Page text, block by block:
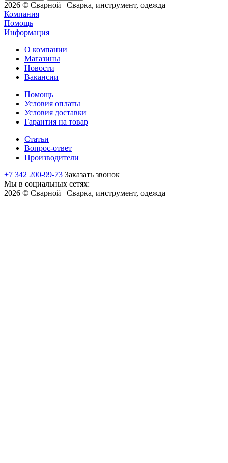
2026 © Сварной | Сварка, инструмент, одежда
Компания
Помощь
Информация
О компании
Магазины
Новости
Вакансии
Помощь
Условия оплаты
Условия доставки
Гарантия на товар
Статьи
Вопрос-ответ
Производители
+7 342 200-99-73 Заказать звонок
Мы в социальных сетях:
2026 © Сварной | Сварка, инструмент, одежда